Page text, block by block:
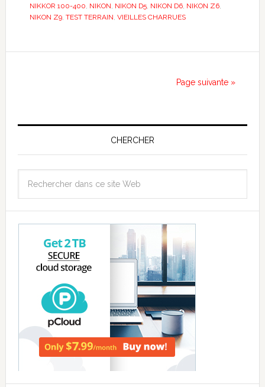
NIKKOR 100-400 NIKON NIKON D5, NIKON D6, NIKON Z6,
NIKON Z9, TEST TERRAIN VIEILLES CHARRUES
Page suivante »
CHERCHER